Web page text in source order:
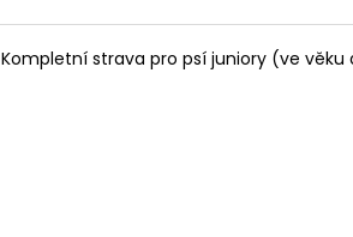
Kompletní strava pro psí juniory (ve